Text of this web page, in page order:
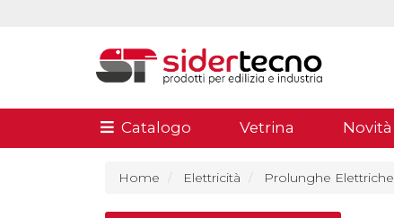
Catalogo Vetrina Novità
Home Elettricità Prolunghe Elettriche